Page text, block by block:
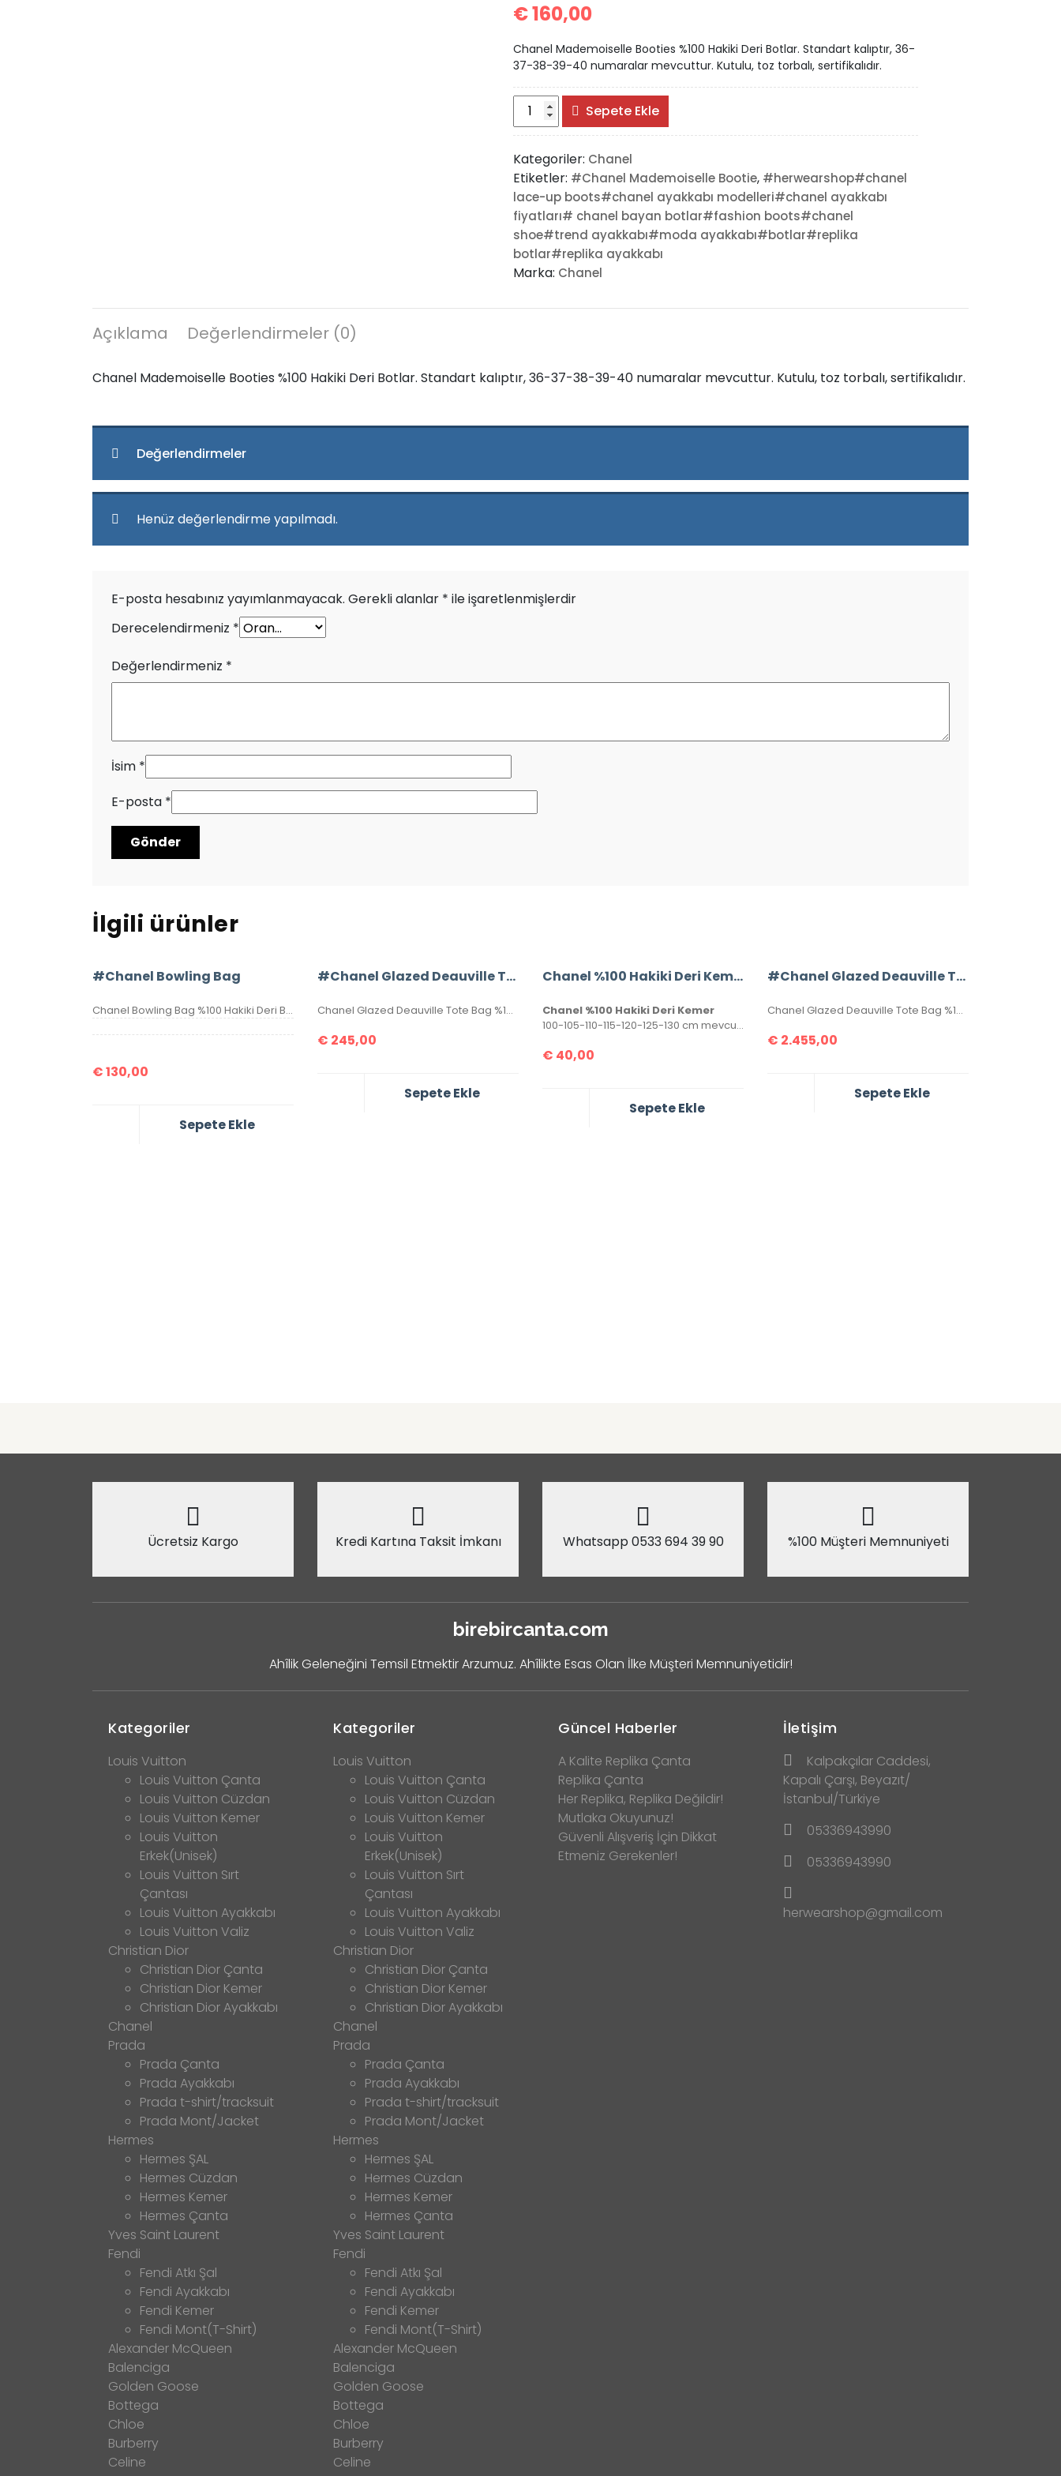
€160,00
Chanel Mademoiselle Booties %100 Hakiki Deri Botlar. Standart kalıptır, 36-
37-38-39-40 numaralar mevcuttur. Kutulu, toz torbalı, sertifikalıdır.
#Chanel
Mademoiselle
Bootie
adet
Sepete Ekle
Kategoriler: Chanel
Etiketler: #Chanel Mademoiselle Bootie, #herwearshop#chanel
lace-up boots#chanel ayakkabı modelleri#chanel ayakkabı
fiyatları# chanel bayan botlar#fashion boots#chanel
shoe#trend ayakkabı#moda ayakkabı#botlar#replika
botlar#replika ayakkabı
Marka: Chanel
Açıklama Değerlendirmeler (0)
Chanel Mademoiselle Booties %100 Hakiki Deri Botlar. Standart kalıptır, 36-37-38-39-40 numaralar mevcuttur. Kutulu, toz torbalı, sertifikalıdır.
Değerlendirmeler
Henüz değerlendirme yapılmadı.
E-posta hesabınız yayımlanmayacak. Gerekli alanlar * ile işaretlenmişlerdir
Derecelendirmeniz *
Değerlendirmeniz *
İsim *
E-posta *
İlgili ürünler
#Chanel Bowling Bag
Chanel Bowling Bag %100 Hakiki Deri Bayan Çanta. Yüksek kalite, deriden üretilmiştir. İşçiliği birinci sınıftır. Metal kısımlar yazılı aksesuardır ,seri numaralı, birebir üründür. Ebatı 27×18 cm kutulu, toz torbalı, sertifikalıdır.
€130,00
Sepete Ekle
#Chanel Glazed Deauville Tote Bag
Chanel Glazed Deauville Tote Bag %100 Hakiki Deri. Gövdesi özel işlenmiş, hakiki dana derisi, sapları ve birleşim kısımları hakiki caviar deridir. İthal aksesuarlı, seri numaralıdır. Ebatı 38x30x20 cm kutulu, toz torbalı, sertifikalıdır.
€ 245,00
Sepete Ekle
Chanel %100 Hakiki Deri Kemer
Chanel %100 Hakiki Deri Kemer
100-105-110-115-120-125-130 cm mevcuttur. Seri numaralı, kutulu ve sertifikalı olarak gönderilecektir.
€ 40,00
Sepete Ekle
#Chanel Glazed Deauville Tote Bag
Chanel Glazed Deauville Tote Bag %100 Hakiki Deri. Gövdesi özel işlenmiş, hakiki dana derisi, sapları ve birleşim kısımları hakiki caviar deridir. İthal aksesuarlı, seri numaralıdır. Ebatı 38x30x20 cm kutulu, toz torbalı, sertifikalıdır.
€ 2.455,00
Sepete Ekle
Ücretsiz Kargo Kredi Kartına Taksit İmkanı Whatsapp 0533 694 39 90 %100 Müşteri Memnuniyeti
birebircanta.com
Ahîlik Geleneğini Temsil Etmektir Arzumuz. Ahîlikte Esas Olan İlke Müşteri Memnuniyetidir!
Kategoriler
Louis Vuitton
Louis Vuitton Çanta
Louis Vuitton Cüzdan
Louis Vuitton Kemer
Louis Vuitton
Erkek(Unisek)
Louis Vuitton Sırt
Çantası
Louis Vuitton Ayakkabı
Louis Vuitton Valiz
Christian Dior
Christian Dior Çanta
Christian Dior Kemer
Christian Dior Ayakkabı
Chanel
Prada
Prada Çanta
Prada Ayakkabı
Prada t-shirt/tracksuit
Prada Mont/Jacket
Hermes
Hermes ŞAL
Hermes Cüzdan
Hermes Kemer
Hermes Çanta
Yves Saint Laurent
Fendi
Fendi Atkı Şal
Fendi Ayakkabı
Fendi Kemer
Fendi Mont(T-Shirt)
Alexander McQueen
Balenciga
Golden Goose
Bottega
Chloe
Burberry
Celine
Kategoriler
Louis Vuitton
Louis Vuitton Çanta
Louis Vuitton Cüzdan
Louis Vuitton Kemer
Louis Vuitton
Erkek(Unisek)
Louis Vuitton Sırt
Çantası
Louis Vuitton Ayakkabı
Louis Vuitton Valiz
Christian Dior
Christian Dior Çanta
Christian Dior Kemer
Christian Dior Ayakkabı
Chanel
Prada
Prada Çanta
Prada Ayakkabı
Prada t-shirt/tracksuit
Prada Mont/Jacket
Hermes
Hermes ŞAL
Hermes Cüzdan
Hermes Kemer
Hermes Çanta
Yves Saint Laurent
Fendi
Fendi Atkı Şal
Fendi Ayakkabı
Fendi Kemer
Fendi Mont(T-Shirt)
Alexander McQueen
Balenciga
Golden Goose
Bottega
Chloe
Burberry
Celine
Güncel Haberler
A Kalite Replika Çanta
Replika Çanta
Her Replika, Replika Değildir!
Mutlaka Okuyunuz!
Güvenli Alışveriş İçin Dikkat
Etmeniz Gerekenler!
İletişim
Kalpakçılar Caddesi,
Kapalı Çarşı, Beyazıt/
İstanbul/Türkiye
05336943990
05336943990
herwearshop@gmail.com